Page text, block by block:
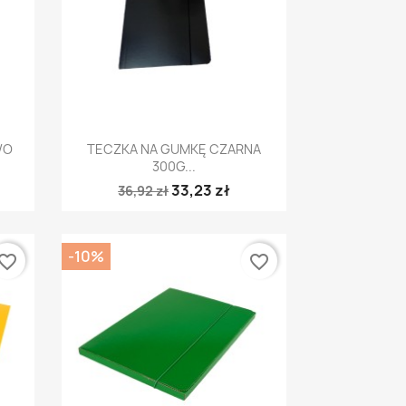
Szybki podgląd
TECZKA NA GUMKĘ CZARNA
300G...
36,92 zł33,23 zł
-10% favorite_border